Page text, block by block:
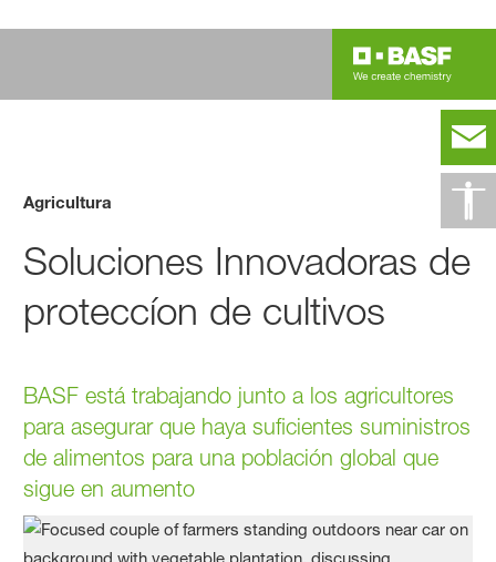
Agricultura
Soluciones Innovadoras de
proteccíon de cultivos
BASF está trabajando junto a los agricultores
para asegurar que haya suficientes suministros
de alimentos para una población global que
sigue en aumento